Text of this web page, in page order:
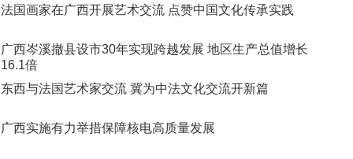
法国画家在广西开展艺术交流 点赞中国文化传承实践
广西岑溪撤县设市30年实现跨越发展 地区生产总值增长
16.1倍
东西与法国艺术家交流 冀为中法文化交流开新篇
广西实施有力举措保障核电高质量发展